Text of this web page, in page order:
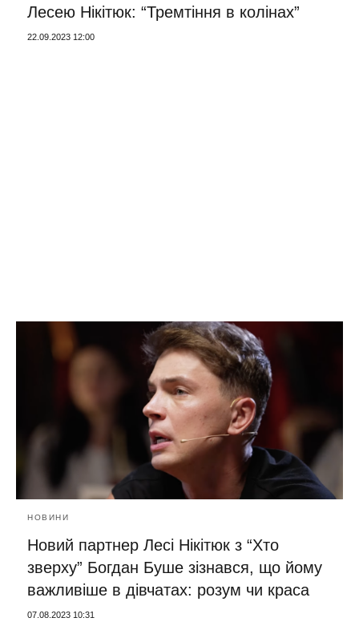
Лесею Нікітюк: “Тремтіння в колінах”
22.09.2023 12:00
НОВИНИ
Новий партнер Лесі Нікітюк з “Хто
зверху” Богдан Буше зізнався, що йому
важливіше в дівчатах: розум чи краса
07.08.2023 10:31